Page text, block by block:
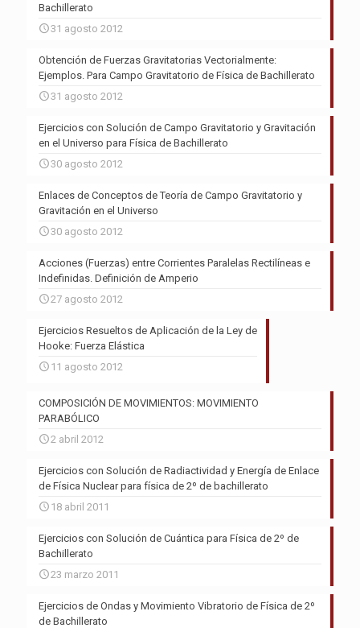
Bachillerato
31 agosto 2012
Obtención de Fuerzas Gravitatorias Vectorialmente:
Ejemplos. Para Campo Gravitatorio de Física de Bachillerato
31 agosto 2012
Ejercicios con Solución de Campo Gravitatorio y Gravitación
en el Universo para Física de Bachillerato
30 agosto 2012
Enlaces de Conceptos de Teoría de Campo Gravitatorio y
Gravitación en el Universo
30 agosto 2012
Acciones (Fuerzas) entre Corrientes Paralelas Rectilíneas e
Indefinidas. Definición de Amperio
27 agosto 2012
Ejercicios Resueltos de Aplicación de la Ley de
Hooke: Fuerza Elástica
11 agosto 2012
COMPOSICIÓN DE MOVIMIENTOS: MOVIMIENTO
PARABÓLICO
2 abril 2012
Ejercicios con Solución de Radiactividad y Energía de Enlace
de Física Nuclear para física de 2º de bachillerato
18 abril 2011
Ejercicios con Solución de Cuántica para Física de 2º de
Bachillerato
23 marzo 2011
Ejercicios de Ondas y Movimiento Vibratorio de Física de 2º
de Bachillerato